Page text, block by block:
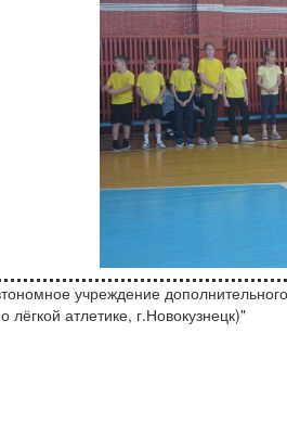
учреждение
атлетике, г.Новокузнецк)"